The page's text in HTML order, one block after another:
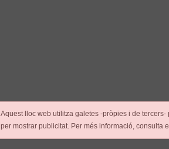
Aquest lloc web utilitza galetes -pròpies i de
per mostrar publicitat. Per més informació, consulta